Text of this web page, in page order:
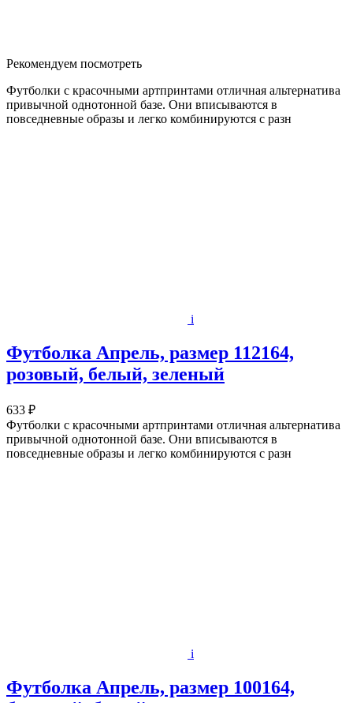
Рекомендуем посмотреть
Футболки с красочными артпринтами отличная альтернатива
привычной однотонной базе. Они вписываются в
повседневные образы и легко комбинируются с разн
i
Футболка Апрель, размер 112164,
розовый, белый, зеленый
633 ₽
Футболки с красочными артпринтами отличная альтернатива
привычной однотонной базе. Они вписываются в
повседневные образы и легко комбинируются с разн
i
Футболка Апрель, размер 100164,